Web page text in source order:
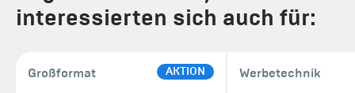
interessierten sich auch für:
Großformat AKTION Werbetechnik